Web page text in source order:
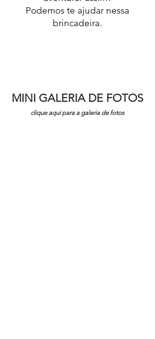
Podemos te ajudar nessa
brincadeira.
MINI GALERIA DE FOTOS
clique aqui para a galeria de fotos